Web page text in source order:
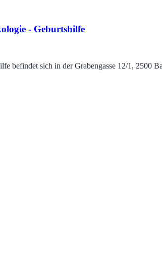
- Geburtshilfe
sich in der Grabengasse 12/1, 2500